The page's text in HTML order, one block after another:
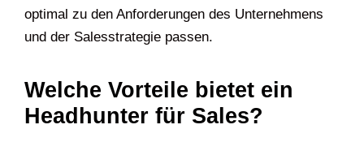
optimal zu den Anforderungen des Unternehmens
und der Salesstrategie passen.
Welche Vorteile bietet ein
Headhunter für Sales?